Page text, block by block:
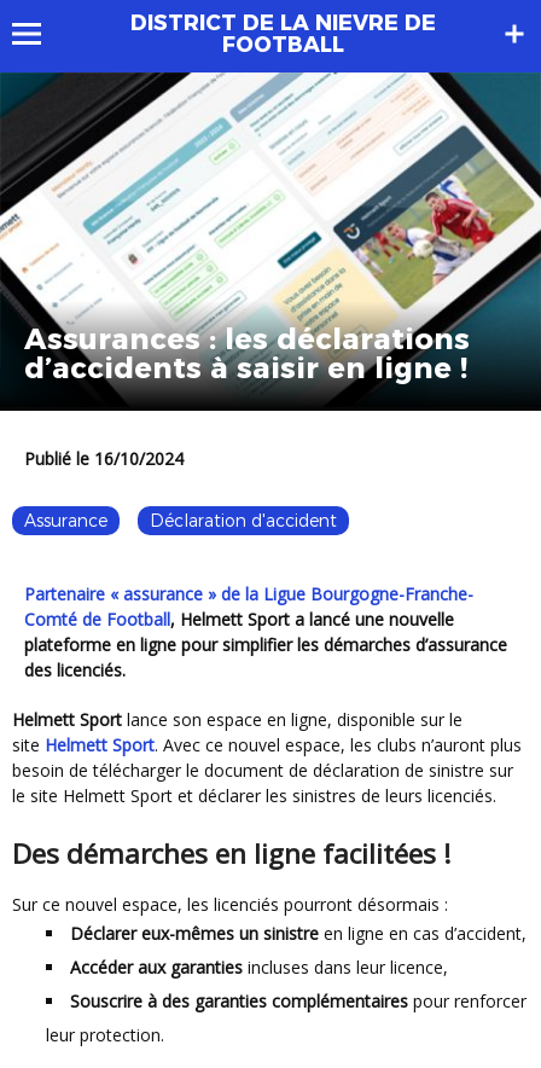
DISTRICT DE LA NIEVRE DE
FOOTBALL
Assurances : les déclarations
d’accidents à saisir en ligne !
Publié le 16/10/2024
Assurance Déclaration d'accident
Partenaire « assurance » de la Ligue Bourgogne-Franche-
Comté de Football, Helmett Sport a lancé une nouvelle
plateforme en ligne pour simplifier les démarches d’assurance
des licenciés.
Helmett Sport lance son espace en ligne, disponible sur le
site Helmett Sport. Avec ce nouvel espace, les clubs n’auront plus
besoin de télécharger le document de déclaration de sinistre sur
le site Helmett Sport et déclarer les sinistres de leurs licenciés.
Des démarches en ligne facilitées !
Sur ce nouvel espace, les licenciés pourront désormais :
Déclarer eux-mêmes un sinistre en ligne en cas d’accident,
Accéder aux garanties incluses dans leur licence,
Souscrire à des garanties complémentaires pour renforcer
leur protection.